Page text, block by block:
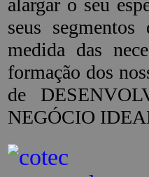
seus
medida das
formação dos
de
NEGÓCIO